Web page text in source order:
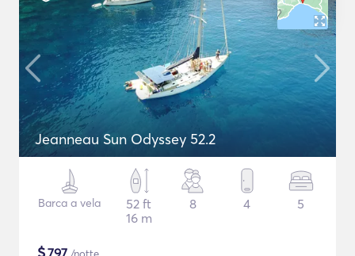
Jeanneau Sun Odyssey 52.2
Barca a vela
52 ft
16 m
8 4 5
797